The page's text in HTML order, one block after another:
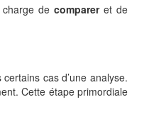
charge decompareret de
cas d’une analyse.
Cette étape primordiale